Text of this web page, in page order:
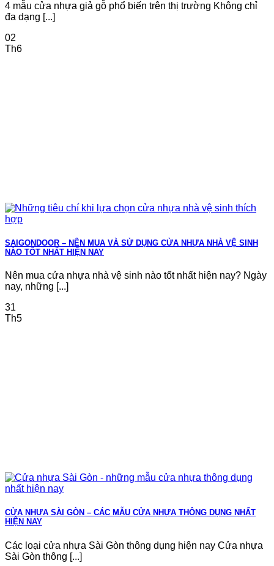
4 mẫu cửa nhựa giả gỗ phổ biến trên thị trường Không chỉ
đa dạng [...]
02
Th6
SAIGONDOOR – NÊN MUA VÀ SỬ DỤNG CỬA NHỰA NHÀ VỆ SINH
NÀO TỐT NHẤT HIỆN NAY
Nên mua cửa nhựa nhà vệ sinh nào tốt nhất hiện nay? Ngày
nay, những [...]
31
Th5
CỬA NHỰA SÀI GÒN – CÁC MẪU CỬA NHỰA THÔNG DỤNG NHẤT
HIỆN NAY
Các loại cửa nhựa Sài Gòn thông dụng hiện nay Cửa nhựa
Sài Gòn thông [...]